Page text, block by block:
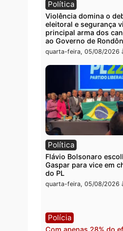
Polícia
Homem é preso
de picanha e
em supermercado
quinta-feira, 06/08/
Política
Violência domina o
eleitoral e
quarta-feira, 05/08/